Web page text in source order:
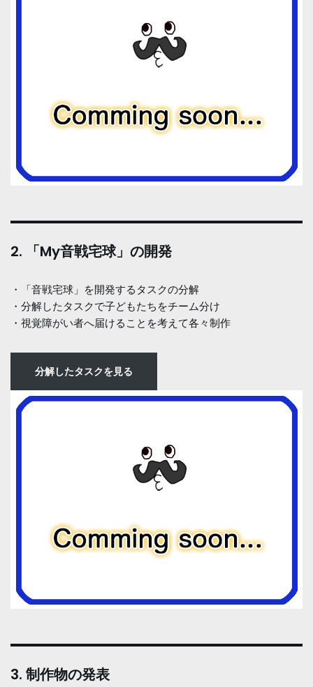
2. 「My音戦宅球」の開発
・「音戦宅球」を開発するタスクの分解
・分解したタスクで子どもたちをチーム分け
・視覚障がい者へ届けることを考えて各々制作
分解したタスクを見る
3. 制作物の発表